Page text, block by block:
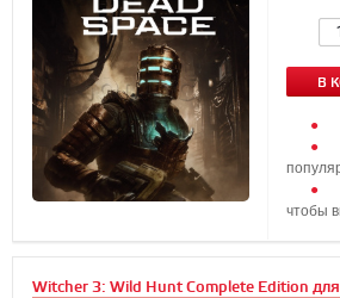
В
чтобы
Witcher 3: Wild Hunt Complete Edition